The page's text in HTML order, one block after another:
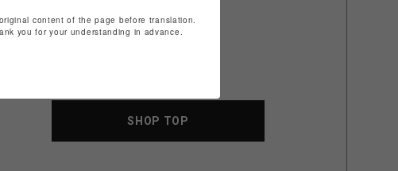
SHOP TOP
content of the page before translation.
you for your understanding in advance.